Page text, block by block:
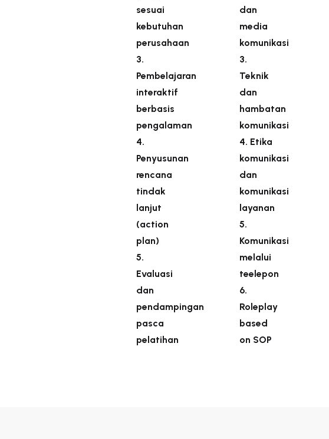
sesuai
kebutuhan
perusahaan
3.
Pembelajaran
interaktif
berbasis
pengalaman
4.
Penyusunan
rencana
tindak
lanjut
(action
plan)
5.
Evaluasi
dan
pendampingan
pasca
pelatihan
dan
media
komunikasi
3.
Teknik
dan
hambatan
komunikasi
4. Etika
komunikasi
dan
komunikasi
layanan
5.
Komunikasi
melalui
teelepon
6.
Roleplay
based
on SOP